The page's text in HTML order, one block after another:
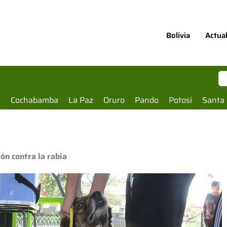
Bolivia
Cochabamba La Paz Oruro Pando Potosí Santa
contra la rabia